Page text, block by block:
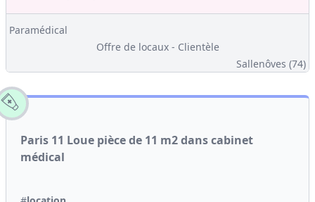
Paramédical
Offre de locaux - Clientèle
Sallenôves (74)
Paris 11 Loue pièce de 11 m2 dans cabinet
médical